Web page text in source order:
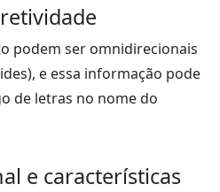
podem ser omnidirecionais
e essa informação pode
de letras no nome do
e características